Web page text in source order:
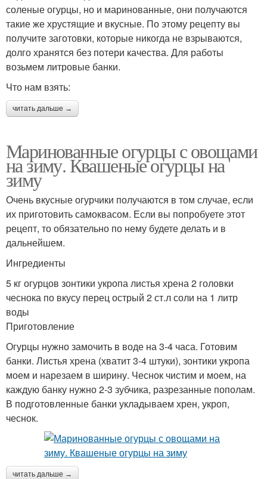
соленые огурцы, но и маринованные, они получаются
такие же хрустящие и вкусные. По этому рецепту вы
получите заготовки, которые никогда не взрываются,
долго хранятся без потери качества. Для работы
возьмем литровые банки.
Что нам взять:
читать дальше →
Маринованные огурцы с овощами
на зиму. Квашеные огурцы на
зиму
Очень вкусные огурчики получаются в том случае, если
их приготовить самоквасом. Если вы попробуете этот
рецепт, то обязательно по нему будете делать и в
дальнейшем.
Ингредиенты
5 кг огурцов зонтики укропа листья хрена 2 головки
чеснока по вкусу перец острый 2 ст.л соли на 1 литр
воды
Приготовление
Огурцы нужно замочить в воде на 3-4 часа. Готовим
банки. Листья хрена (хватит 3-4 штуки), зонтики укропа
моем и нарезаем в ширину. Чеснок чистим и моем, на
каждую банку нужно 2-3 зубчика, разрезанные пополам.
В подготовленные банки укладываем хрен, укроп,
чеснок.
читать дальше →